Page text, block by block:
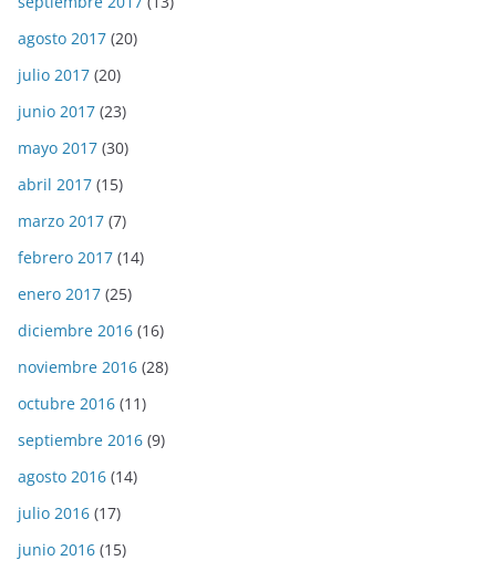
agosto 2017 (20)
julio 2017 (20)
junio 2017 (23)
mayo 2017 (30)
abril 2017 (15)
marzo 2017 (7)
febrero 2017 (14)
enero 2017 (25)
diciembre 2016 (16)
noviembre 2016 (28)
octubre 2016 (11)
septiembre 2016 (9)
agosto 2016 (14)
julio 2016 (17)
junio 2016 (15)